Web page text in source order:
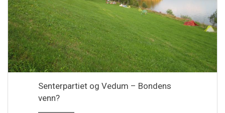
Senterpartiet og Vedum – Bondens
venn?